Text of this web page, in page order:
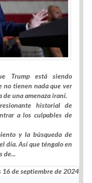
Trump está siendo
no tienen nada que ver
de una amenaza iraní.
historial de
a los culpables de
y la búsqueda de
día. Así que téngalo en
de...
16 de septiembre de 2024